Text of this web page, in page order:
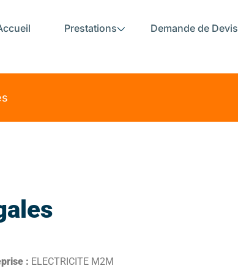
Prestations Demande de Devis
: ELECTRICITE M2M